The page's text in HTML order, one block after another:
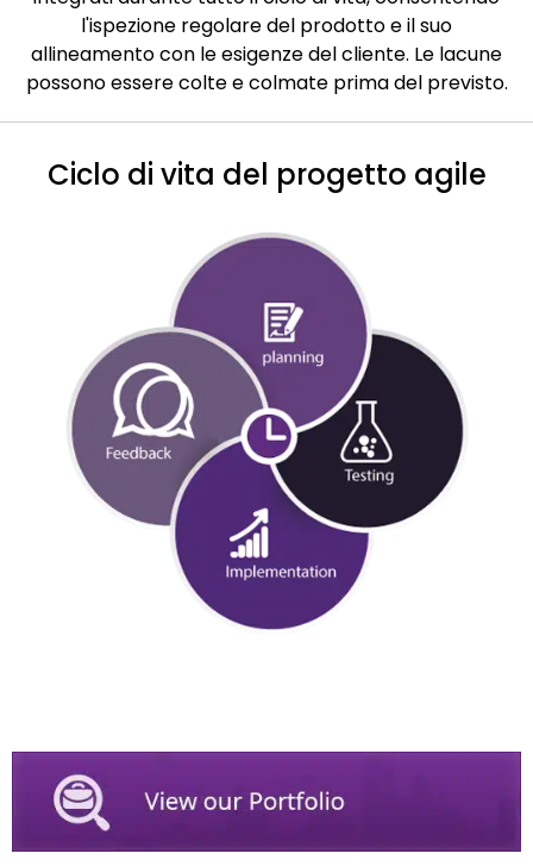
l'ispezione regolare del prodotto e il suo
allineamento con le esigenze del cliente. Le lacune
possono essere colte e colmate prima del previsto.
Ciclo di vita del progetto agile